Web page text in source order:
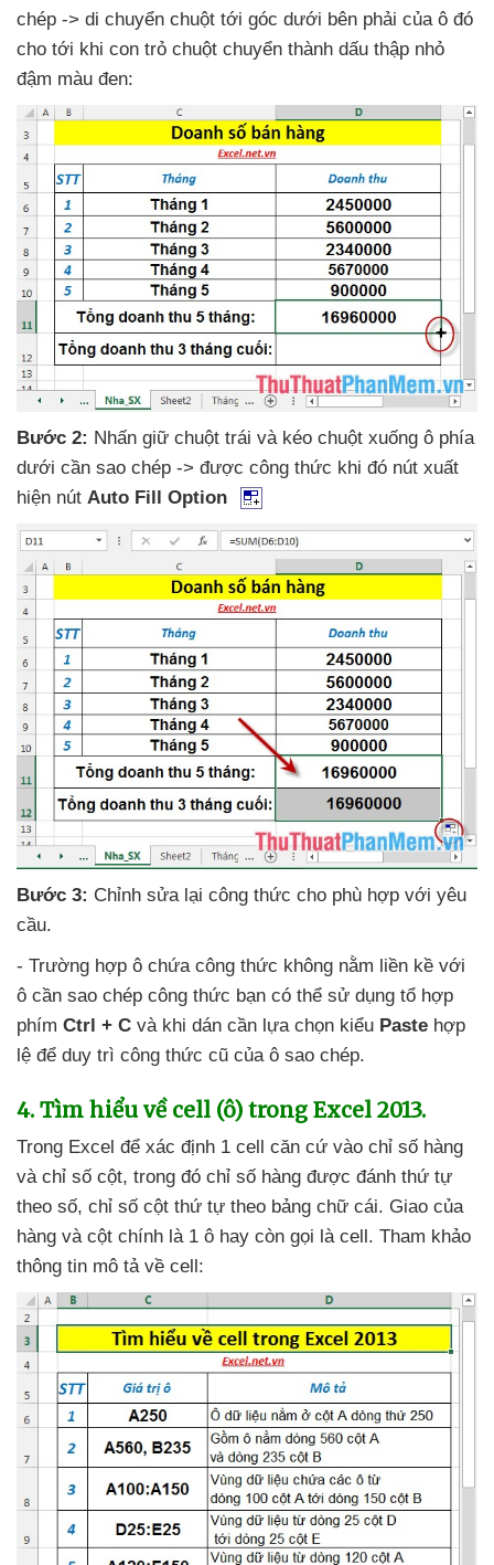
chép -> di chuyển chuột tới góc dưới bên phải của ô đó
cho tới khi con trỏ chuột chuyển thành dấu thập nhỏ
đậm màu đen:
Bước 2: Nhấn giữ chuột trái và kéo chuột xuống ô phía
dưới cần sao chép -> được công thức khi đó nút xuất
hiện nút Auto Fill Option
Bước 3: Chỉnh sửa lại công thức cho phù hợp với yêu
cầu.
- Trường hợp ô chứa công thức không nằm liền kề với
ô cần sao chép công thức bạn có thể sử dụng tổ hợp
phím Ctrl + C và khi dán cần lựa chọn kiểu Paste hợp
lệ để duy trì công thức cũ của ô sao chép.
4. Tìm hiểu về cell (ô) trong Excel 2013.
Trong Excel để xác định 1 cell căn cứ vào chỉ số hàng
và chỉ số cột, trong đó chỉ số hàng được đánh thứ tự
theo số, chỉ số cột thứ tự theo bảng chữ cái. Giao của
hàng và cột chính là 1 ô hay còn gọi là cell. Tham khảo
thông tin mô tả về cell: